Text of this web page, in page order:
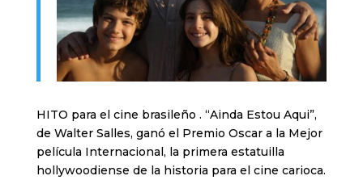
HITO para el cine brasileño . “Ainda Estou Aqui”,
de Walter Salles, ganó el Premio Oscar a la Mejor
película Internacional, la primera estatuilla
hollywoodiense de la historia para el cine carioca.